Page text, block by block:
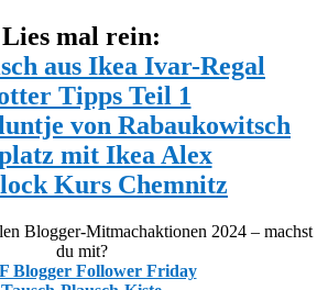
Lies mal rein:
aus Ikea Ivar-Regal
Tipps Teil 1
von Rabaukowitsch
mit Ikea Alex
Kurs Chemnitz
Blogger-Mitmachaktionen 2024 – machst
du mit?
Blogger Follower Friday